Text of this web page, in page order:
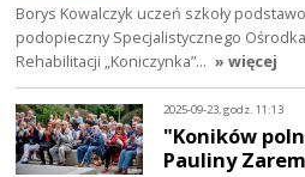
Borys Kowalczyk uczeń szkoły
podopieczny Specjalistycznego
Rehabilitacji „Koniczynka”… » więcej
2025-09-23, godz. 11:13
"Koników
Pauliny